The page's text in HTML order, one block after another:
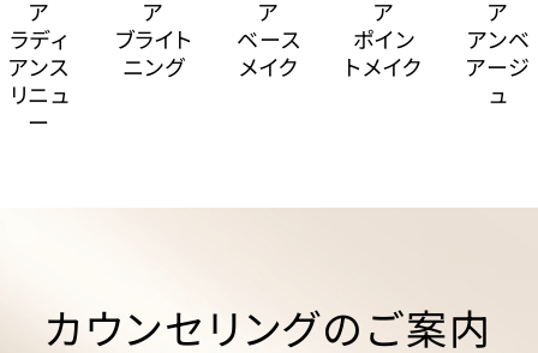
ア
ラディ
アンス
リニュ
ー
ア
ブライト
ニング
ア
ベース
メイク
ア
ポイン
トメイク
ア
アンベ
アージ
ュ
カウンセリングのご案内